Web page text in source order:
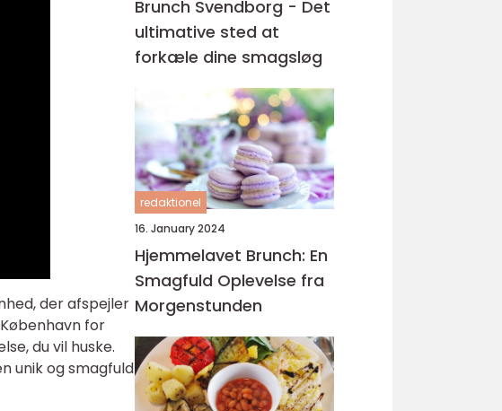
der afspejler
for
du vil huske.
unik og smagfuld
Brunch Svendborg - Det
ultimative sted at
forkæle dine smagsløg
redaktionel
16. January 2024
Hjemmelavet Brunch: En
Smagfuld Oplevelse fra
Morgenstunden